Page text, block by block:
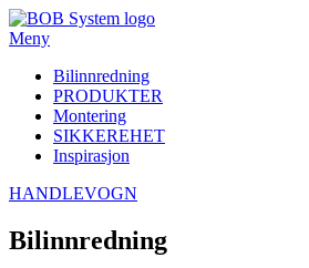
Meny
Bilinnredning
PRODUKTER
Montering
SIKKEREHET
Inspirasjon
HANDLEVOGN
Bilinnredning